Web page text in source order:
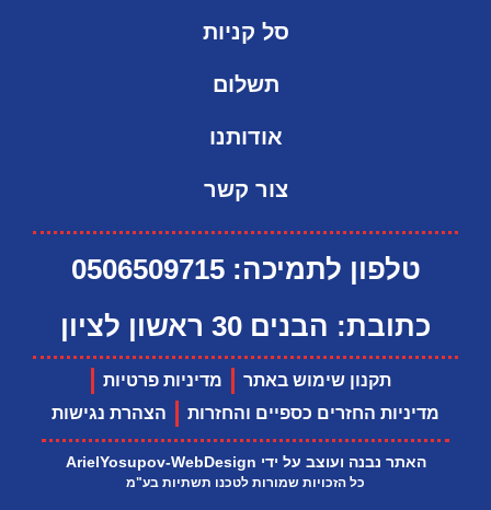
סל קניות
תשלום
אודותנו
צור קשר
טלפון לתמיכה: 0506509715
כתובת: הבנים 30 ראשון לציון
תקנון שימוש באתר
מדיניות פרטיות
מדיניות החזרים כספיים והחזרות
הצהרת נגישות
האתר נבנה ועוצב על ידי ArielYosupov-WebDesign
כל הזכויות שמורות לטכנו תשתיות בע"מ